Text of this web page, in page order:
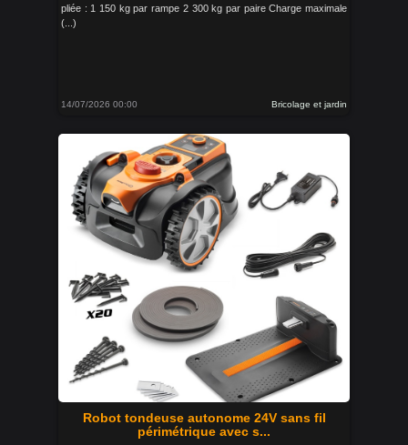
pliée : 1 150 kg par rampe 2 300 kg par paire Charge maximale
(...)
14/07/2026 00:00 Bricolage et jardin
Robot tondeuse autonome 24V sans fil
périmétrique avec s...